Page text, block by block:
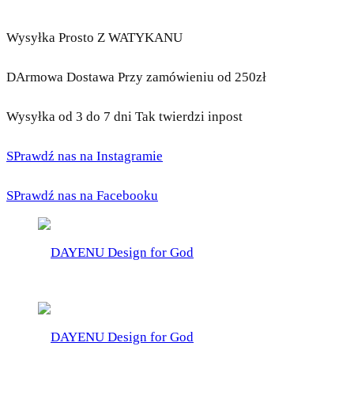
Wysyłka Prosto Z WATYKANU
DArmowa Dostawa Przy zamówieniu od 250zł
Wysyłka od 3 do 7 dni Tak twierdzi inpost
SPrawdź nas na Instagramie
SPrawdź nas na Facebooku